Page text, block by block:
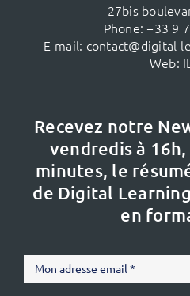
27bis
Phone: +33 9
E-mail: contact@digital-
Web:
Recevez notre
vendredis à 16h,
minutes, le
de Digital
en